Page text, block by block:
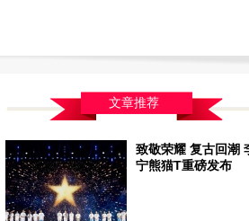
文章推荐
致敬荣耀 复古回潮
宁熊猫T重磅发布